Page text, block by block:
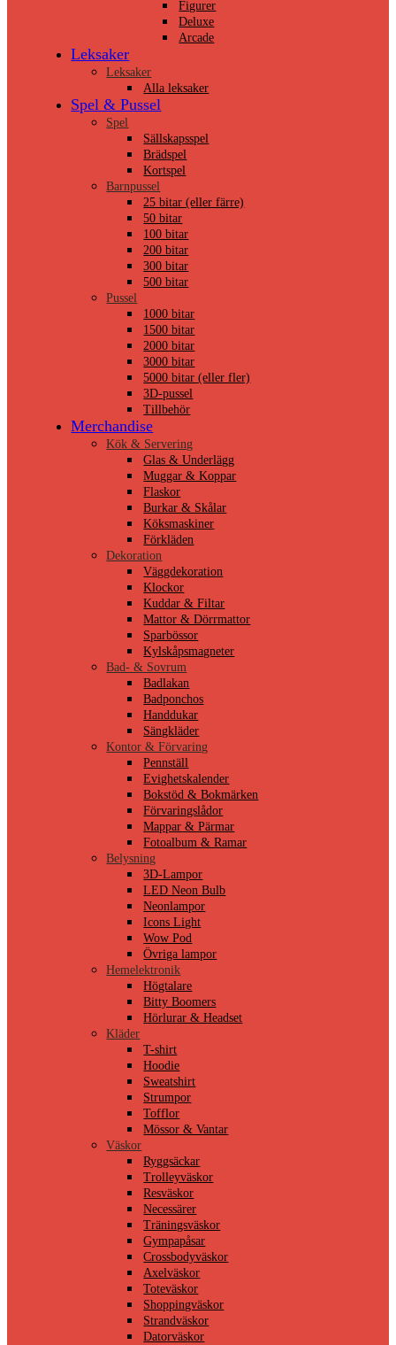
Figurer
Deluxe
Arcade
Leksaker
Leksaker
Alla leksaker
Spel & Pussel
Spel
Sällskapsspel
Brädspel
Kortspel
Barnpussel
25 bitar (eller färre)
50 bitar
100 bitar
200 bitar
300 bitar
500 bitar
Pussel
1000 bitar
1500 bitar
2000 bitar
3000 bitar
5000 bitar (eller fler)
3D-pussel
Tillbehör
Merchandise
Kök & Servering
Glas & Underlägg
Muggar & Koppar
Flaskor
Burkar & Skålar
Köksmaskiner
Förkläden
Dekoration
Väggdekoration
Klockor
Kuddar & Filtar
Mattor & Dörrmattor
Sparbössor
Kylskåpsmagneter
Bad- & Sovrum
Badlakan
Badponchos
Handdukar
Sängkläder
Kontor & Förvaring
Pennställ
Evighetskalender
Bokstöd & Bokmärken
Förvaringslådor
Mappar & Pärmar
Fotoalbum & Ramar
Belysning
3D-Lampor
LED Neon Bulb
Neonlampor
Icons Light
Wow Pod
Övriga lampor
Hemelektronik
Högtalare
Bitty Boomers
Hörlurar & Headset
Kläder
T-shirt
Hoodie
Sweatshirt
Strumpor
Tofflor
Mössor & Vantar
Väskor
Ryggsäckar
Trolleyväskor
Resväskor
Necessärer
Träningsväskor
Gympapåsar
Crossbodyväskor
Axelväskor
Toteväskor
Shoppingväskor
Strandväskor
Datorväskor